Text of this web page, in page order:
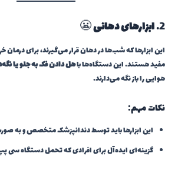
2. ابزارهای دهانی😬
این ابزارها که شب‌ها در دهان قرار می‌گیرند، برای
مفید هستند. این دستگاه‌ها باهل دادن فک به جلو یا
هوایی را باز نگه می‌دارند.
نکات مهم:
این ابزارها باید توسط دندانپزشک متخصص و به
گزینه‌ای ایده‌آل برای افرادی که تحمل دستگاه سی پپ